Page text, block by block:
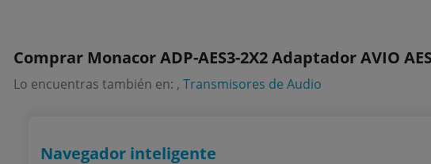
Comprar Monacor ADP-AES3-2X2 Adaptador AVIO
Lo encuentras también en: , Transmisores de Audio
Navegador inteligente